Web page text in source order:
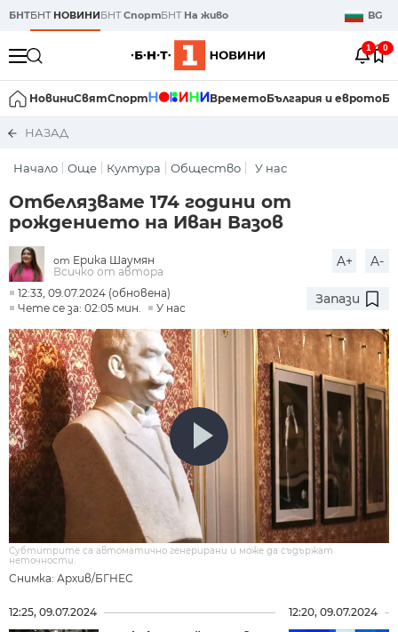
БНТБНТ НОВИНИБНТСпортБНТ На живо BG
1 0
НовиниСвятСпорт ВреметоБългария и еврото
НАЗАД
Начало Още Култура Общество У нас
Отбелязваме 174 години от
рождението на Иван Вазов
от Ерика Шаумян
Всичко от автора
A+ A-
12:33, 09.07.2024 (обновена)
Чете се за: 02:05 мин.
У нас
Запази
Снимка: Архив/БГНЕС
Субтитрите са автоматично генерирани и може да съдържат
неточности.
12:25, 09.07.2024 12:20, 09.07.2024